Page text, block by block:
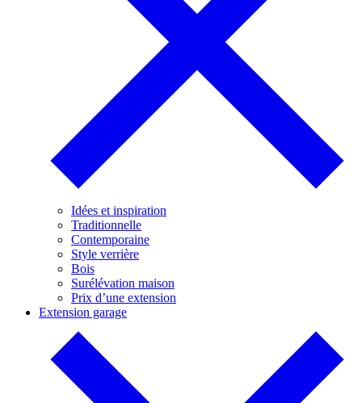
Idées et inspiration
Traditionnelle
Contemporaine
Style verrière
Bois
Surélévation maison
Prix d’une extension
Extension garage